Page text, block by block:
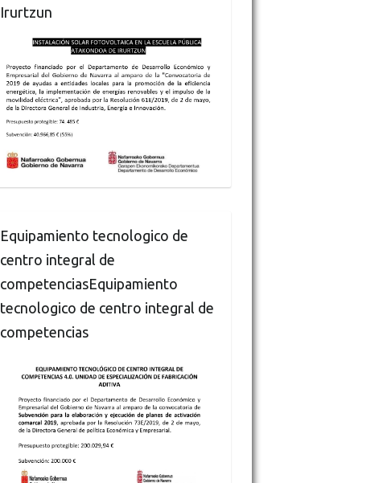
Irurtzun
Equipamiento tecnologico de
centro integral de
competenciasEquipamiento
tecnologico de centro integral de
competencias